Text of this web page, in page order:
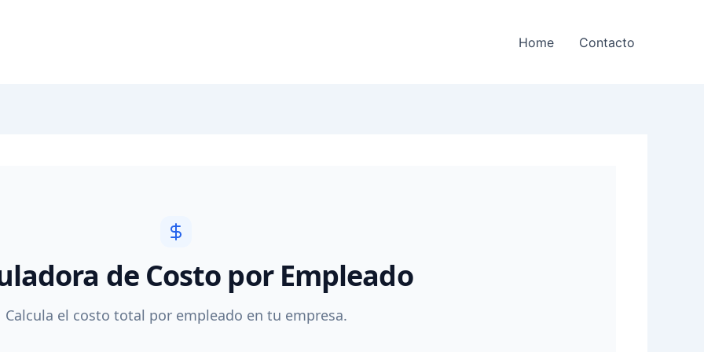
Home Contacto
de Costo por Empleado
Calcula el costo total por empleado en tu empresa.